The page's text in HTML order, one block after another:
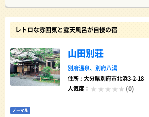
レトロな雰囲気と露天風呂が自慢の宿
山田別荘
別府温泉、 別府八湯
住所 : 大分県別府市北浜3-2-18
人気度：
(0)
ノーマル